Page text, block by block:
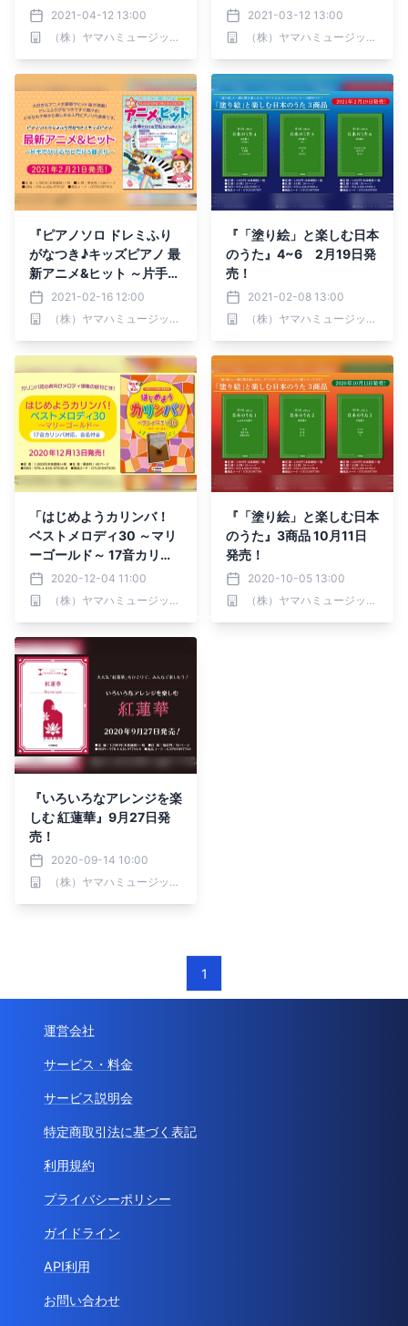
セット』 4月17日発売！
2021-04-12 13:00
（株）ヤマハミュージックエンタテインメントホールディングス
ナススコア10曲付き』 3
月26日発売！
2021-03-12 13:00
（株）ヤマハミュージックエンタテインメントホールディングス
『ピアノソロ ドレミふり
がなつき♪キッズピアノ 最
新アニメ&ヒット ～片手で
ひけるサビだけ5曲入り
～』 2月21日発売！
2021-02-16 12:00
（株）ヤマハミュージックエンタテインメントホールディングス
『「塗り絵」と楽しむ日本
のうた』4~6 2月19日発
売！
2021-02-08 13:00
（株）ヤマハミュージックエンタテインメントホールディングス
「はじめようカリンバ！
ベストメロディ30 ～マリ
ーゴールド～ 17音カリン
バ対応、音名付き」 12
月13日発売！
2020-12-04 11:00
（株）ヤマハミュージックエンタテインメントホールディングス
『「塗り絵」と楽しむ日本
のうた』3商品 10月11日
発売！
2020-10-05 13:00
（株）ヤマハミュージックエンタテインメントホールディングス
『いろいろなアレンジを楽
しむ 紅蓮華』9月27日発
売！
2020-09-14 10:00
（株）ヤマハミュージックエンタテインメントホールディングス
1
運営会社
サービス・料金
サービス説明会
特定商取引法に基づく表記
利用規約
プライバシーポリシー
ガイドライン
API利用
お問い合わせ